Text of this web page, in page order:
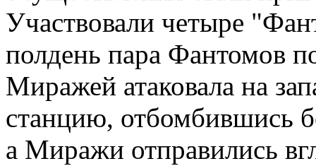
Участвовали четыре
полдень пара Фантомов
Миражей атаковала на
станцию, отбомбившись
а Миражи отправились